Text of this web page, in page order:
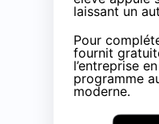
laissant un
Pour
fournit
l’entreprise
programme
moderne.